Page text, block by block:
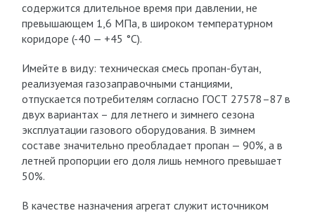
содержится длительное время при давлении, не
превышающем 1,6 МПа, в широком температурном
коридоре (-40 — +45 °C).
Имейте в виду: техническая смесь пропан-бутан,
реализуемая газозаправочными станциями,
отпускается потребителям согласно ГОСТ 27578–87 в
двух вариантах – для летнего и зимнего сезона
эксплуатации газового оборудования. В зимнем
составе значительно преобладает пропан — 90%, а в
летней пропорции его доля лишь немного превышает
50%.
В качестве назначения агрегат служит источником